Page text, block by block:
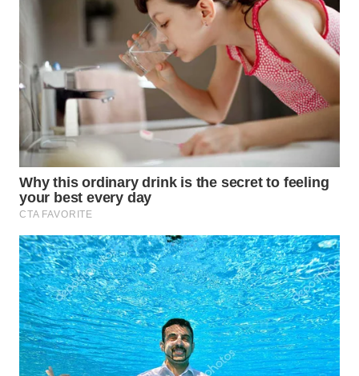
DANAU
TOBA
WN
NIAS
WN
LANGKAT
WN
TAPANULI
SELATAN
WN
TANJUNG
LESUNG